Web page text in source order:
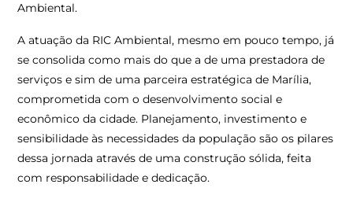
Ambiental.
A atuação da RIC Ambiental, mesmo em pouco tempo, já
se consolida como mais do que a de uma prestadora de
serviços e sim de uma parceira estratégica de Marília,
comprometida com o desenvolvimento social e
econômico da cidade. Planejamento, investimento e
sensibilidade às necessidades da população são os pilares
dessa jornada através de uma construção sólida, feita
com responsabilidade e dedicação.